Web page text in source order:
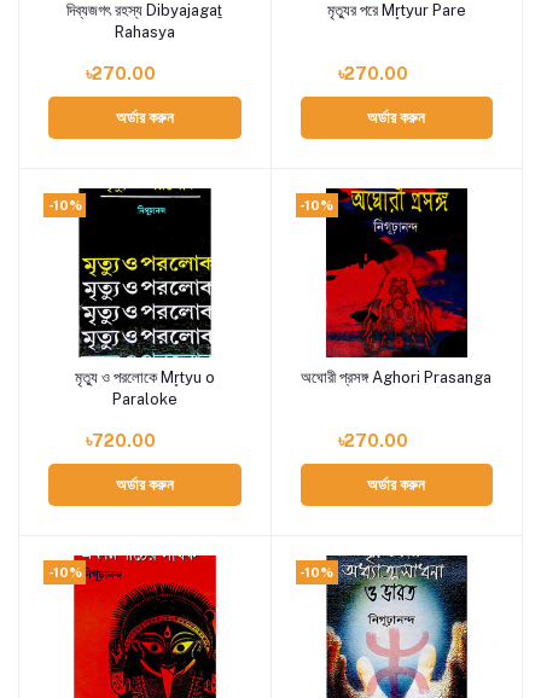
Add to cart
দিব্যজগৎ রহস্য Dibyajagaṯ
Rahasya
৳270.00
অর্ডার করুন
Add to cart
মৃত্যুর পরে Mr̥tyur Pare
৳270.00
অর্ডার করুন
-10%
Add to cart
মৃত্যু ও পরলোকে Mr̥tyu o
Paraloke
৳720.00
অর্ডার করুন
-10%
Add to cart
অঘোরী প্রসঙ্গ Aghori Prasanga
৳270.00
অর্ডার করুন
-10% -10%